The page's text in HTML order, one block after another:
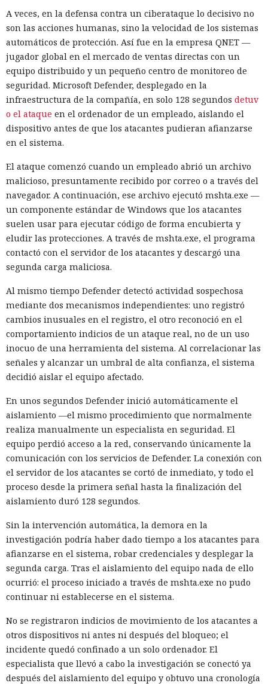
A veces, en la defensa contra un ciberataque lo decisivo no
son las acciones humanas, sino la velocidad de los sistemas
automáticos de protección. Así fue en la empresa QNET —
jugador global en el mercado de ventas directas con un
equipo distribuido y un pequeño centro de monitoreo de
seguridad. Microsoft Defender, desplegado en la
infraestructura de la compañía, en solo 128 segundos detuv
o el ataque en el ordenador de un empleado, aislando el
dispositivo antes de que los atacantes pudieran afianzarse
en el sistema.
El ataque comenzó cuando un empleado abrió un archivo
malicioso, presuntamente recibido por correo o a través del
navegador. A continuación, ese archivo ejecutó mshta.exe —
un componente estándar de Windows que los atacantes
suelen usar para ejecutar código de forma encubierta y
eludir las protecciones. A través de mshta.exe, el programa
contactó con el servidor de los atacantes y descargó una
segunda carga maliciosa.
Al mismo tiempo Defender detectó actividad sospechosa
mediante dos mecanismos independientes: uno registró
cambios inusuales en el registro, el otro reconoció en el
comportamiento indicios de un ataque real, no de un uso
inocuo de una herramienta del sistema. Al correlacionar las
señales y alcanzar un umbral de alta confianza, el sistema
decidió aislar el equipo afectado.
En unos segundos Defender inició automáticamente el
aislamiento —el mismo procedimiento que normalmente
realiza manualmente un especialista en seguridad. El
equipo perdió acceso a la red, conservando únicamente la
comunicación con los servicios de Defender. La conexión con
el servidor de los atacantes se cortó de inmediato, y todo el
proceso desde la primera señal hasta la finalización del
aislamiento duró 128 segundos.
Sin la intervención automática, la demora en la
investigación podría haber dado tiempo a los atacantes para
afianzarse en el sistema, robar credenciales y desplegar la
segunda carga. Tras el aislamiento del equipo nada de ello
ocurrió: el proceso iniciado a través de mshta.exe no pudo
continuar ni establecerse en el sistema.
No se registraron indicios de movimiento de los atacantes a
otros dispositivos ni antes ni después del bloqueo; el
incidente quedó confinado a un solo ordenador. El
especialista que llevó a cabo la investigación se conectó ya
después del aislamiento del equipo y obtuvo una cronología